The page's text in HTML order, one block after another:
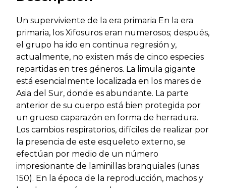
Un superviviente de la era primaria En la era
primaria, los Xifosuros eran numerosos; después,
el grupo ha ido en continua regresión y,
actualmente, no existen más de cinco especies
repartidas en tres géneros. La limula gigante
está esencialmente localizada en los mares de
Asia del Sur, donde es abundante. La parte
anterior de su cuerpo está bien protegida por
un grueso caparazón en forma de herradura.
Los cambios respiratorios, difíciles de realizar por
la presencia de este esqueleto externo, se
efectúan por medio de un número
impresionante de laminillas branquiales (unas
150). En la época de la reproducción, machos y